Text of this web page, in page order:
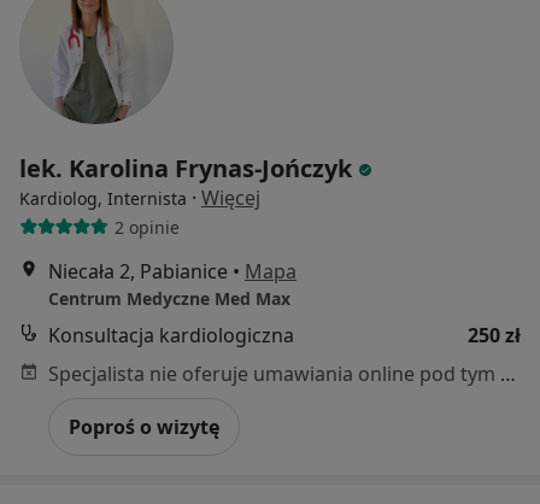
lek. Karolina Frynas-Jończyk
Kardiolog, Internista · Więcej
2 opinie
Niecała 2, Pabianice • Mapa
Centrum Medyczne Med Max
Konsultacja kardiologiczna
250 zł
Specjalista nie oferuje umawiania online pod tym adresem.
Poproś o wizytę